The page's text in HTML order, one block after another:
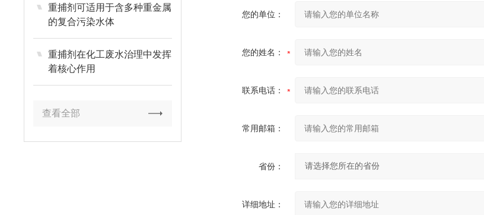
重捕剂可适用于含多种重金属
的复合污染水体
重捕剂在化工废水治理中发挥
着核心作用
查看全部
您的单位：
您的姓名：
联系电话：
常用邮箱：
省份：
详细地址：